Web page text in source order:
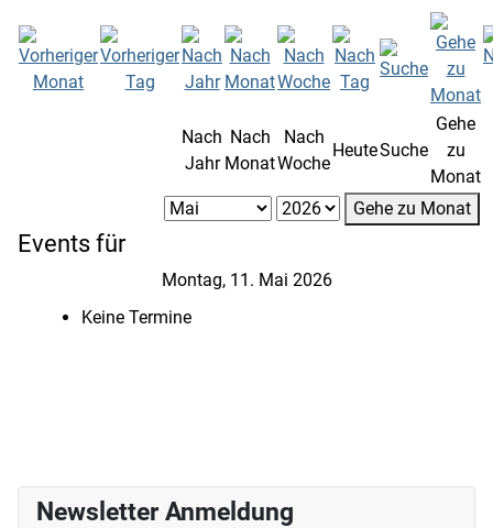
Nach
Jahr
Nach
Monat
Nach
Woche
HeuteSuche
Gehe
zu
Monat
Gehe zu Monat
Events für
Montag, 11. Mai 2026
Keine Termine
Newsletter Anmeldung